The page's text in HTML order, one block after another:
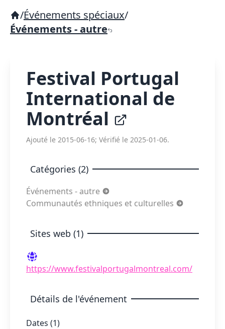
/Événements spéciaux/
Événements - autre
Festival Portugal
International de
Montréal
Ajouté le 2015-06-16; Vérifié le 2025-01-06.
Catégories (2)
Événements - autre
Communautés ethniques et culturelles
Sites web (1)
https://www.festivalportugalmontreal.com/
Détails de l'événement
Dates (1)